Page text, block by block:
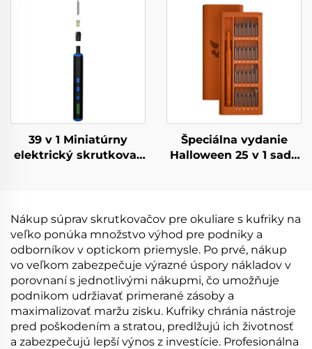
39 v 1 Miniatúrny
elektrický skrutkovač
Špeciálna vydanie
Halloween 25 v 1 sada
Nákup súprav skrutkovačov pre okuliare s kufriky na
veľko ponúka množstvo výhod pre podniky a
odborníkov v optickom priemysle. Po prvé, nákup
vo veľkom zabezpečuje výrazné úspory nákladov v
porovnaní s jednotlivými nákupmi, čo umožňuje
podnikom udržiavať primerané zásoby a
maximalizovať maržu zisku. Kufriky chránia nástroje
pred poškodením a stratou, predlžujú ich životnosť
a zabezpečujú lepší výnos z investície. Profesionálna